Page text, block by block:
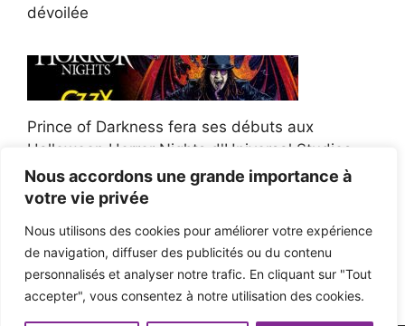
Nous accordons une grande importance à
votre vie privée
Nous utilisons des cookies pour améliorer votre expérience
de navigation, diffuser des publicités ou du contenu
personnalisés et analyser notre trafic. En cliquant sur "Tout
accepter", vous consentez à notre utilisation des cookies.
dévoilée
Prince of Darkness fera ses débuts aux
Halloween Horror Nights d'Universal Studios
Afroman poursuit un policier de l'Ohio après la
victoire du jury en diffamation